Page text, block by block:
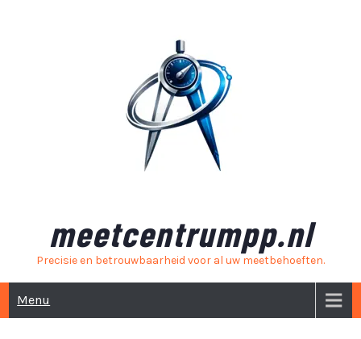
meetcentrumpp.nl
Precisie en betrouwbaarheid voor al uw meetbehoeften.
Menu